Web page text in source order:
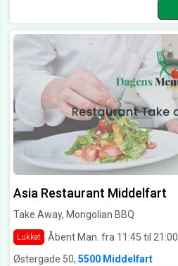
Asia Restaurant Middelfart
Take Away, Mongolian BBQ
Lukket Åbent Man. fra 11:45 til 21:00
Østergade 50, 5500 Middelfart